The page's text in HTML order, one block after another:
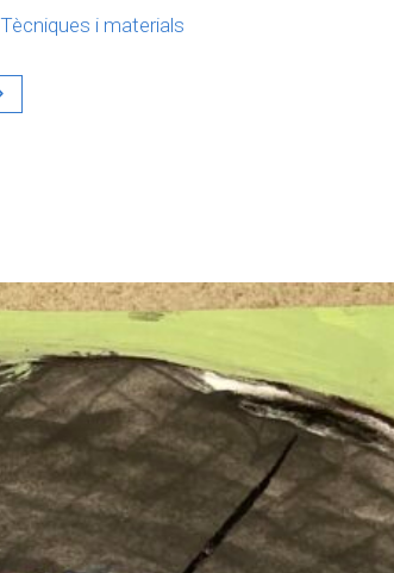
Tècniques i materials